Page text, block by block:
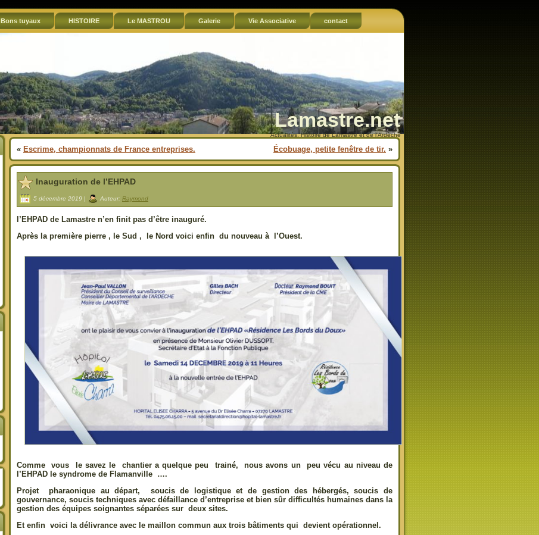
Bons tuyaux HISTOIRE Le MASTROU Galerie Vie Associative contact
Lamastre.net
Actualités, Histoire de Lamastre et de l'Ardèche
« Escrime, championnats de France entreprises. Écobuage, petite fenêtre de tir. »
Inauguration de l’EHPAD
5 décembre 2019 | Auteur: Raymond
l’EHPAD de Lamastre n’en finit pas d’être inauguré.
Après la première pierre , le Sud , le Nord voici enfin du nouveau à l’Ouest.
Comme vous le savez le chantier a quelque peu trainé, nous avons un peu vécu au niveau de
l’EHPAD le syndrome de Flamanville ….
Projet pharaonique au départ, soucis de logistique et de gestion des hébergés, soucis de
gouvernance, soucis techniques avec défaillance d’entreprise et bien sûr difficultés humaines dans la
gestion des équipes soignantes séparées sur deux sites.
Et enfin voici la délivrance avec le maillon commun aux trois bâtiments qui devient opérationnel.